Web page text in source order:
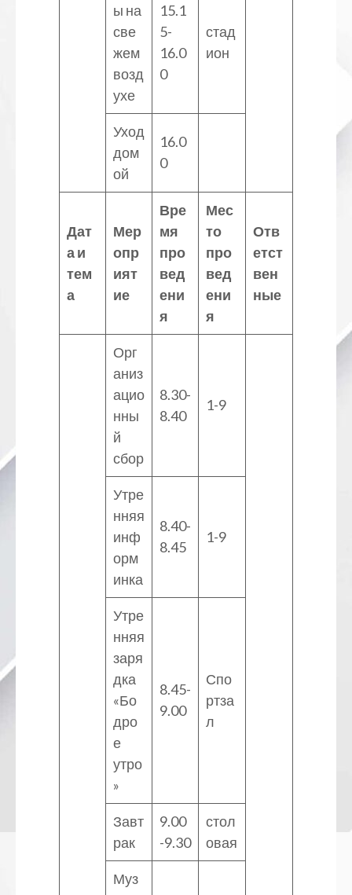
ы на
све
жем
возд
ухе
15.1
5-
16.0
0
стад
ион
Уход
дом
ой
16.0
0
Дат
а и
тем
а
Мер
опр
ият
ие
Вре
мя
про
вед
ени
я
Мес
то
про
вед
ени
я
Отв
етст
вен
ные
Орг
аниз
ацио
нны
й
сбор
8.30-
8.40
1-9
Утре
нняя
инф
орм
инка
8.40-
8.45
1-9
Утре
нняя
заря
дка
«Бо
дро
е
утро
»
8.45-
9.00
Спо
ртза
л
Завт
рак
9.00
-9.30
стол
овая
Муз